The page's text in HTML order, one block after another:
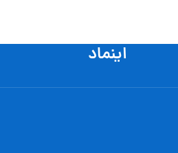
اینماد